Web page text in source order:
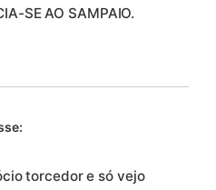
SE AO SAMPAIO.
torcedor e só vejo